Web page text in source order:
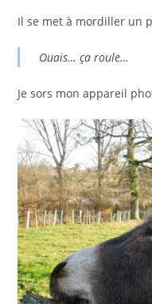
Il se met à mordiller un
Ouais… ça roule…
Je sors mon appareil